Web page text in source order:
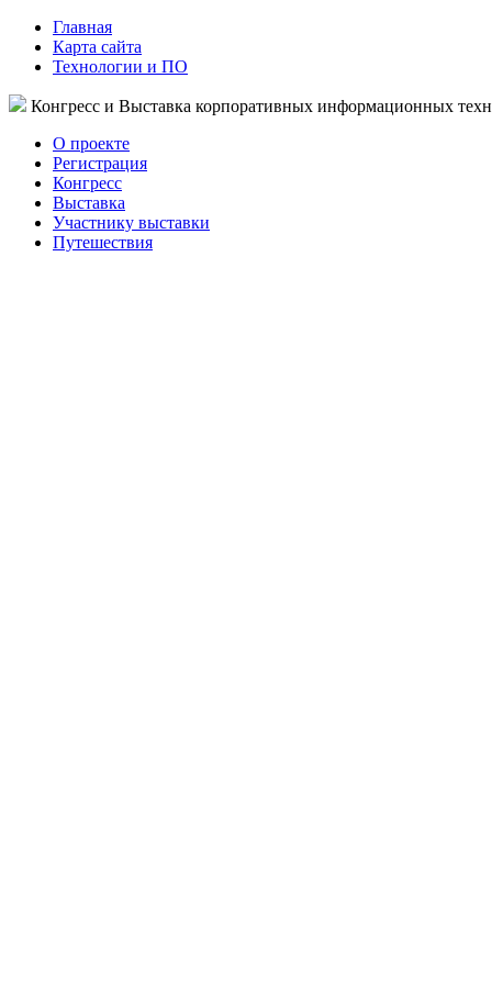
Главная
Карта сайта
Технологии и ПО
Конгресс и Выставка корпоративных информационных
О проекте
Регистрация
Конгресс
Выставка
Участнику выставки
Путешествия